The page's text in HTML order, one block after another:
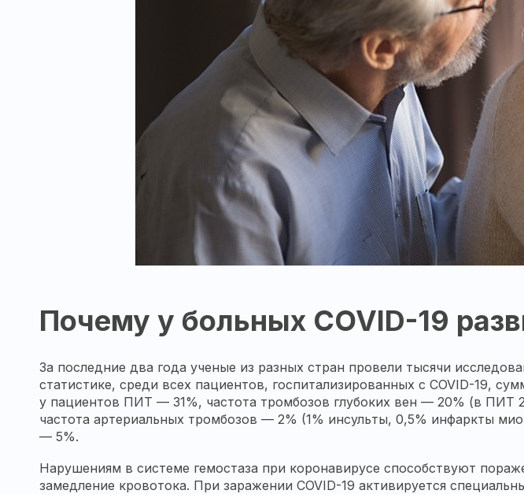
Почему у больных COVID-19
За последние два года ученые из разных стран провели тысячи
статистике, среди всех пациентов, госпитализированных с COVID-19,
у пациентов ПИТ — 31%, частота тромбозов глубоких вен — 20% (в ПИТ
частота артериальных тромбозов — 2% (1% инсульты, 0,5% инфаркты
— 5%.
Нарушениям в системе гемостаза при коронавирусе способствуют
замедление кровотока. При заражении COVID-19 активируется